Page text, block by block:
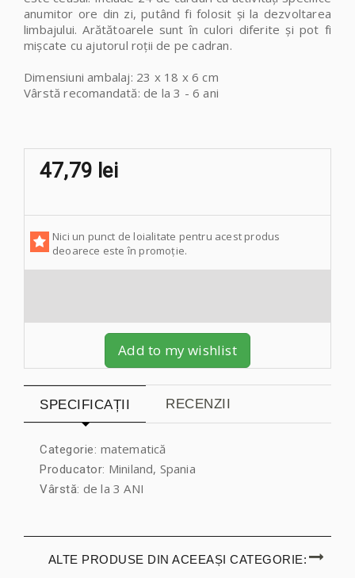
anumitor ore din zi, putând fi folosit și la dezvoltarea
limbajului. Arătătoarele sunt în culori diferite și pot fi
mișcate cu ajutorul roții de pe cadran.
Dimensiuni ambalaj: 23 x 18 x 6 cm
Vârstă recomandată: de la 3 - 6 ani
47,79 lei
Nici un punct de loialitate pentru acest produs
deoarece este în promoție.
Add to my wishlist
SPECIFICAȚII RECENZII
Categorie: matematică
Producator: Miniland, Spania
Vârstă: de la 3 ANI
ALTE PRODUSE DIN ACEEAȘI CATEGORIE: